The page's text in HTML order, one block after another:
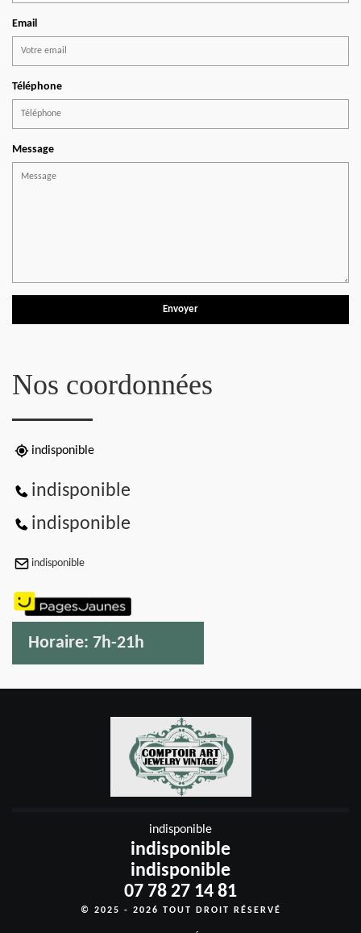
Email
Téléphone
Message
Nos coordonnées
indisponible
indisponible
indisponible
indisponible
Horaire: 7h-21h
indisponible
indisponible
indisponible
07 78 27 14 81
© 2025 - 2026 TOUT DROIT RÉSERVÉ